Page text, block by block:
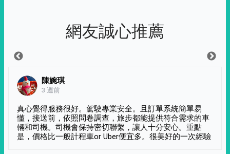
網友誠心推薦
陳婉琪
3 週前
真心覺得服務很好。駕駛專業安全。且訂單系統簡單易
懂，接送前，依照問卷調查，旅步都能提供符合需求的車
輛和司機。司機會保持密切聯繫，讓人十分安心。重點
是，價格比一般計程車or Uber便宜多。很美好的一次經驗